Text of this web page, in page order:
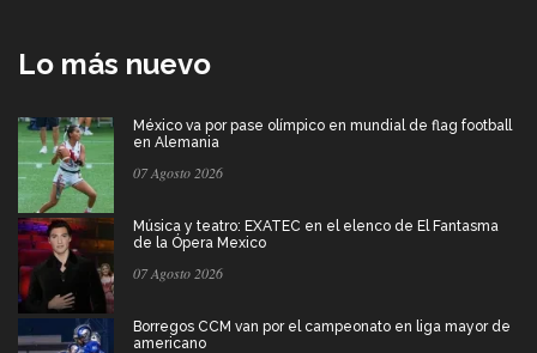
Lo más nuevo
México va por pase olímpico en mundial de flag football
en Alemania
07 Agosto 2026
Música y teatro: EXATEC en el elenco de El Fantasma
de la Ópera Mexico
07 Agosto 2026
Borregos CCM van por el campeonato en liga mayor de
americano